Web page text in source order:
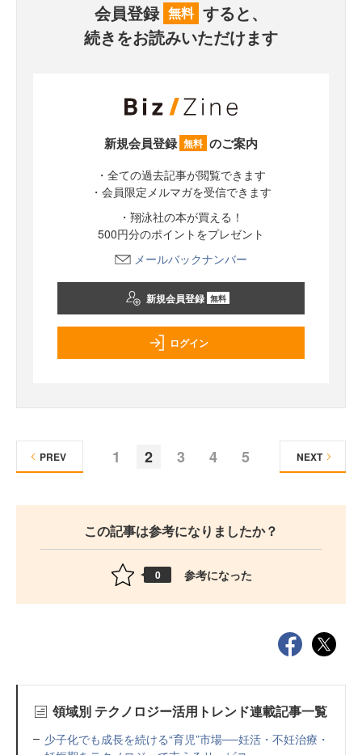
会員登録 無料 すると、
続きをお読みいただけます
新規会員登録 無料 のご案内
・全ての過去記事が閲覧できます
・会員限定メルマガを受信できます
・翔泳社の本が買える！
500円分のポイントをプレゼント
メールバックナンバー
新規会員登録 無料
ログイン
1 2 3 4 5
PREV NEXT
この記事は参考になりましたか？
0 参考になった
領域別 テクノロジー活用トレンド連載記事一覧
少子化でも成長を続ける“育児”市場──妊活・不妊治療・